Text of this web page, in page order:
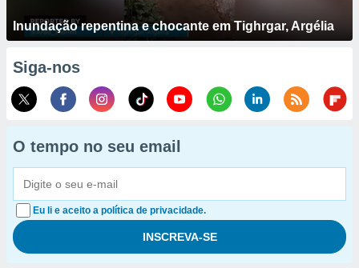
Inundação repentina e chocante em Tighrgar, Argélia
Siga-nos
O tempo no seu email
Eu li e aceito a política de privacidade.